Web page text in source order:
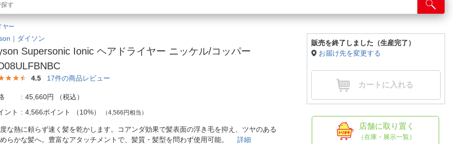
ランキングからさがす
お客様サポート
ご利用ガイド
よくある質問・お問合せ
ネット取り置き
店舗情報・店舗一覧
法人窓口
ヤー
｜ダイソン
Supersonic Ionic ヘアドライヤー ニッケル/コッパー
4.5 17件の商品レビュー
45,660円
（税込）
ント
4,566ポイント （10%） （4,566円相当）
な熱に頼らず速く髪を乾かします。コアンダ効果で髪表面の浮き毛を抑え、ツヤのある
らかな髪へ。豊富なアタッチメントで、髪質・髪型を問わず使用可能。詳細
販売を終了しました（生産完了）
お届け先を変更する
カートに入れる
店舗に取り置く
（在庫・展示一覧）